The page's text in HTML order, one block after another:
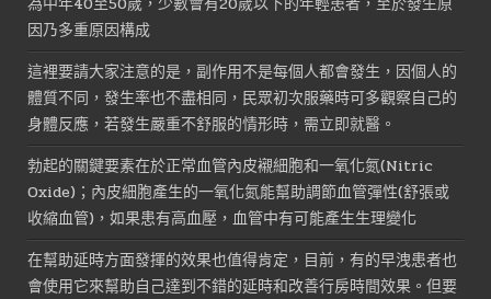
因乃多重原因構成
這裡要請大家注意的是，副作用不是每個人都會發生，因個人的
體質不同，發生率也不盡相同，民眾初次服藥時可多觀察自己的
身體反應，若發生嚴重不舒服的情形時，需立即就醫。
勃起的關鍵要素在於正常血管內皮襯細胞和一氧化氮(Nitric
Oxide)；內皮細胞產生的一氧化氮能幫助調節血管彈性(舒張或
收縮血管)，如果患有高血壓，血管中有可能產生生理變化
在幫助延時方面發揮的效果也值得肯定，目前，有的早洩患者也
會使用它來幫助自己達到不錯的延時和改善行房時間效果。但要